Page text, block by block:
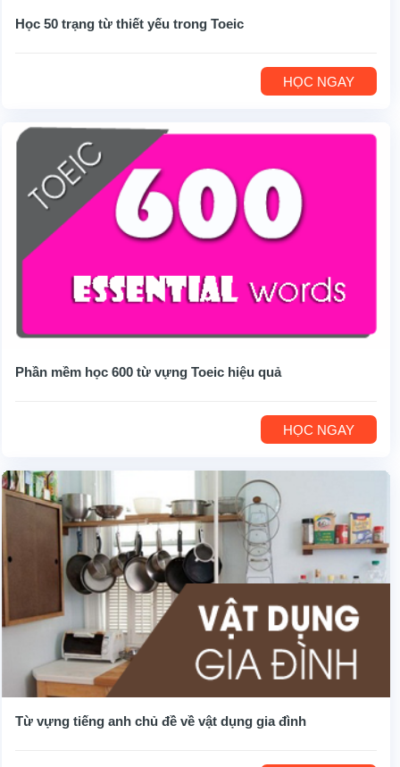
Học 50 trạng từ thiết yếu trong Toeic
HỌC NGAY
Phần mềm học 600 từ vựng Toeic hiệu quả
HỌC NGAY
Từ vựng tiếng anh chủ đề về vật dụng gia đình